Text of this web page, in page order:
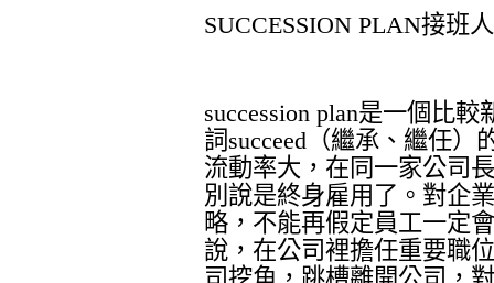
SUCCESSION PLAN接班
succession plan是一個比較
詞 succeed （繼承、繼任
流動率大，在同一家公司
別說是終身雇用了。對企
略，不能再假定員工一定
說，在公司裡擔任重要職